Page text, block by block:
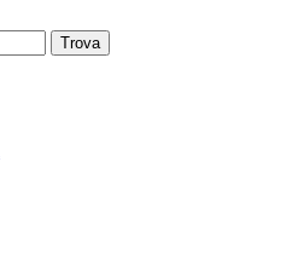
Trova